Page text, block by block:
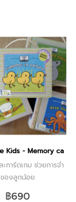
)
Kids - Memory
การ์ดเกม ช่วยการจำ
ของลูกน้อย
฿690